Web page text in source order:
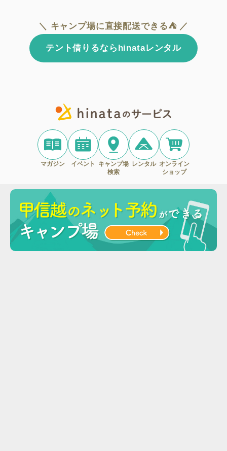
＼ キャンプ場に直接配送できる⛺ ／
テント借りるならhinataレンタル
マガジン イベント
キャンプ場
検索
レンタル オンライン
ショップ